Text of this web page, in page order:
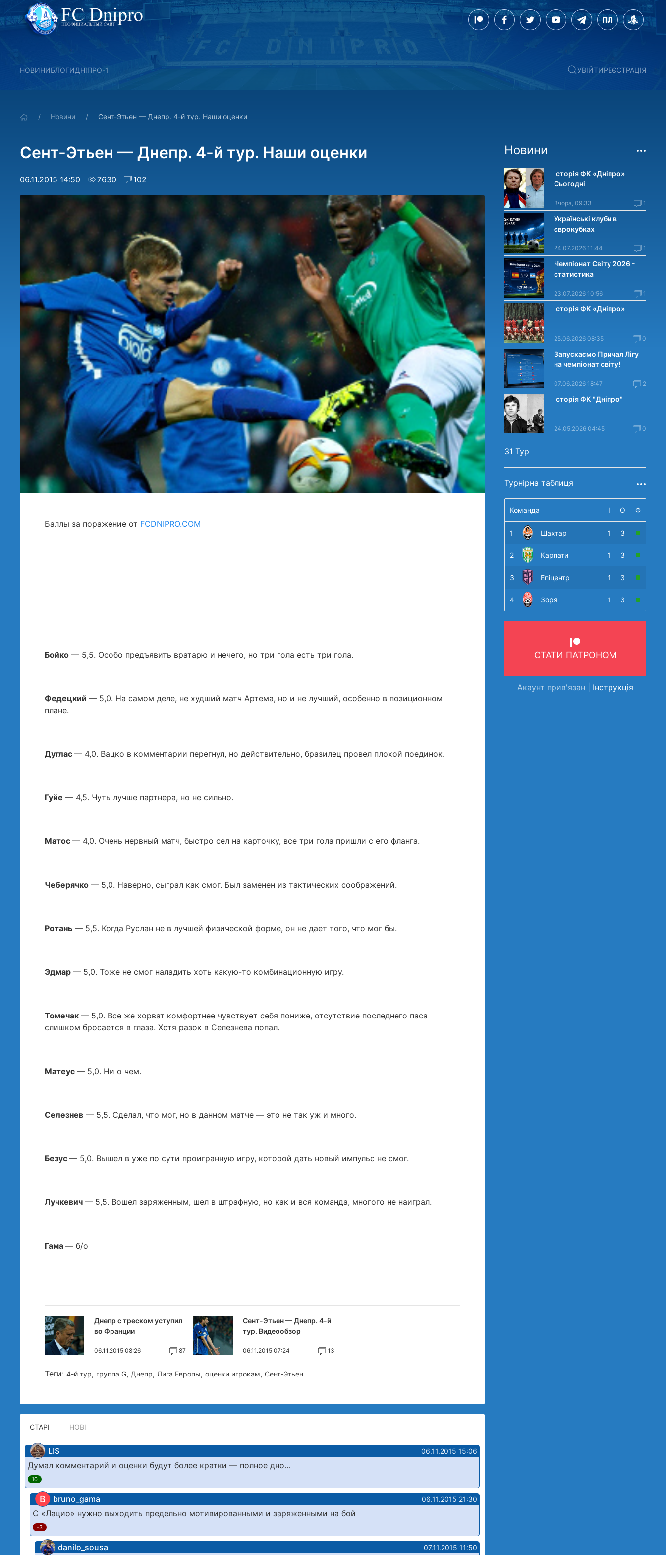
НОВИНИБЛОГИДНІПРО-1 УВІЙТИРЕЄСТРАЦІЯ
Новини Сент-Этьен — Днепр. 4-й тур. Наши оценки
Сент-Этьен — Днепр. 4-й тур. Наши оценки
06.11.2015 14:50 7630 102
Баллы за поражение от FCDNIPRO.COM
Бойко — 5,5. Особо предъявить вратарю и нечего, но три гола есть три гола.
Федецкий — 5,0. На самом деле, не худший матч Артема, но и не лучший, особенно в позиционном
плане.
Дуглас — 4,0. Вацко в комментарии перегнул, но действительно, бразилец провел плохой поединок.
Гуйе — 4,5. Чуть лучше партнера, но не сильно.
Матос — 4,0. Очень нервный матч, быстро сел на карточку, все три гола пришли с его фланга.
Чеберячко — 5,0. Наверно, сыграл как смог. Был заменен из тактических соображений.
Ротань — 5,5. Когда Руслан не в лучшей физической форме, он не дает того, что мог бы.
Эдмар — 5,0. Тоже не смог наладить хоть какую-то комбинационную игру.
Томечак — 5,0. Все же хорват комфортнее чувствует себя пониже, отсутствие последнего паса
слишком бросается в глаза. Хотя разок в Селезнева попал.
Матеус — 5,0. Ни о чем.
Селезнев — 5,5. Сделал, что мог, но в данном матче — это не так уж и много.
Безус — 5,0. Вышел в уже по сути проигранную игру, которой дать новый импульс не смог.
Лучкевич — 5,5. Вошел заряженным, шел в штрафную, но как и вся команда, многого не наиграл.
Гама — б/о
Днепр с треском уступил
во Франции
06.11.2015 08:26 87
Сент-Этьен — Днепр. 4-й
тур. Видеообзор
06.11.2015 07:24 13
Теги: 4-й тур, группа G, Днепр, Лига Европы, оценки игрокам, Сент-Этьен
СТАРІ НОВІ
LIS 06.11.2015 15:06
Думал комментарий и оценки будут более кратки — полное дно…
10
B bruno_gama 06.11.2015 21:30
С «Лацио» нужно выходить предельно мотивированными и заряженными на бой
-3
danilo_sousa 07.11.2015 11:50
Новини
Історія ФК «Дніпро»
Сьогодні
Вчора, 09:33 1
Українські клуби в
єврокубках
24.07.2026 11:44 1
Чемпіонат Світу 2026 -
статистика
23.07.2026 10:56 1
Історія ФК «Дніпро»
25.06.2026 08:35 0
Запускаємо Причал Лігу
на чемпіонат світу!
07.06.2026 18:47 2
Історія ФК "Дніпро"
24.05.2026 04:45 0
31 Тур
Турнірна таблиця
Команда І О Ф
1 Шахтар 1 3
2 Карпати 1 3
3 Епіцентр 1 3
4 Зоря 1 3
СТАТИ ПАТРОНОМ
Акаунт прив'язан | Інструкція